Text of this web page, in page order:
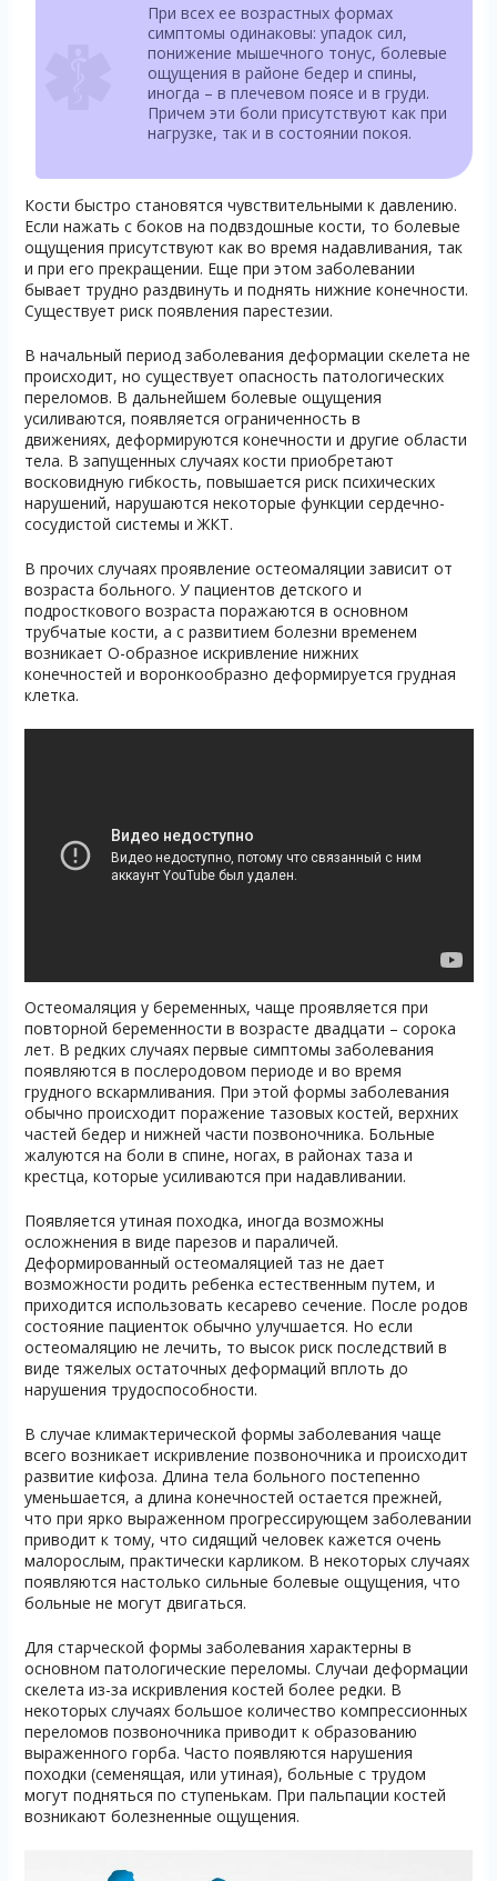
При всех ее возрастных формах
симптомы одинаковы: упадок сил,
понижение мышечного тонус, болевые
ощущения в районе бедер и спины,
иногда – в плечевом поясе и в груди.
Причем эти боли присутствуют как при
нагрузке, так и в состоянии покоя.
Кости быстро становятся чувствительными к давлению.
Если нажать с боков на подвздошные кости, то болевые
ощущения присутствуют как во время надавливания, так
и при его прекращении. Еще при этом заболевании
бывает трудно раздвинуть и поднять нижние конечности.
Существует риск появления парестезии.
В начальный период заболевания деформации скелета не
происходит, но существует опасность патологических
переломов. В дальнейшем болевые ощущения
усиливаются, появляется ограниченность в
движениях, деформируются конечности и другие области
тела. В запущенных случаях кости приобретают
восковидную гибкость, повышается риск психических
нарушений, нарушаются некоторые функции сердечно-
сосудистой системы и ЖКТ.
В прочих случаях проявление остеомаляции зависит от
возраста больного. У пациентов детского и
подросткового возраста поражаются в основном
трубчатые кости, а с развитием болезни временем
возникает О-образное искривление нижних
конечностей и воронкообразно деформируется грудная
клетка.
Остеомаляция у беременных, чаще проявляется при
повторной беременности в возрасте двадцати – сорока
лет. В редких случаях первые симптомы заболевания
появляются в послеродовом периоде и во время
грудного вскармливания. При этой формы заболевания
обычно происходит поражение тазовых костей, верхних
частей бедер и нижней части позвоночника. Больные
жалуются на боли в спине, ногах, в районах таза и
крестца, которые усиливаются при надавливании.
Появляется утиная походка, иногда возможны
осложнения в виде парезов и параличей.
Деформированный остеомаляцией таз не дает
возможности родить ребенка естественным путем, и
приходится использовать кесарево сечение. После родов
состояние пациенток обычно улучшается. Но если
остеомаляцию не лечить, то высок риск последствий в
виде тяжелых остаточных деформаций вплоть до
нарушения трудоспособности.
В случае климактерической формы заболевания чаще
всего возникает искривление позвоночника и происходит
развитие кифоза. Длина тела больного постепенно
уменьшается, а длина конечностей остается прежней,
что при ярко выраженном прогрессирующем заболевании
приводит к тому, что сидящий человек кажется очень
малорослым, практически карликом. В некоторых случаях
появляются настолько сильные болевые ощущения, что
больные не могут двигаться.
Для старческой формы заболевания характерны в
основном патологические переломы. Случаи деформации
скелета из-за искривления костей более редки. В
некоторых случаях большое количество компрессионных
переломов позвоночника приводит к образованию
выраженного горба. Часто появляются нарушения
походки (семенящая, или утиная), больные с трудом
могут подняться по ступенькам. При пальпации костей
возникают болезненные ощущения.